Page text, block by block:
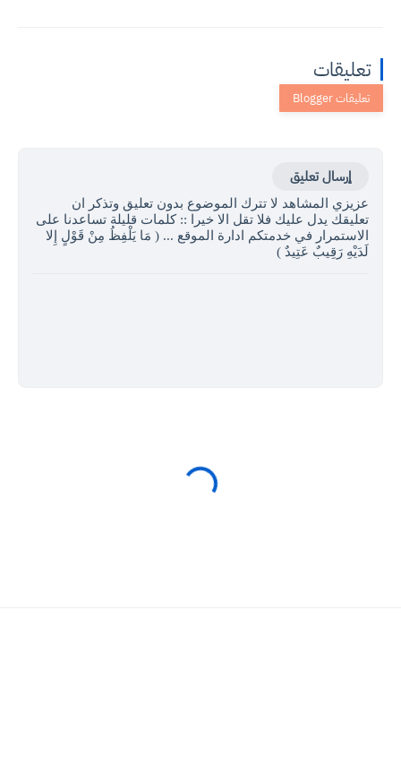
تعليقات
إرسال تعليق
عزيزي المشاهد لا تترك الموضوع بدون تعليق وتذكر ان
تعليقك يدل عليك فلا تقل الا خيرا :: كلمات قليلة تساعدنا على
الاستمرار في خدمتكم ادارة الموقع ... ( مَا يَلْفِظُ مِنْ قَوْلٍ إِلا
لَدَيْهِ رَقِيبٌ عَتِيدٌ )